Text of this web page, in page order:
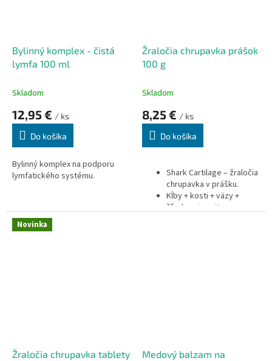
Bylinný komplex - čistá
lymfa 100 ml
Skladom
12,95 € / ks
Do košíka
Bylinný komplex na podporu
lymfatického systému.
Žraločia chrupavka prášok
100 g
Skladom
8,25 € / ks
Do košíka
Shark Cartilage – žraločia
chrupavka v prášku.
Kĺby + kosti + väzy +
šľachy + imunita.
Novinka
Žraločia chrupavka tablety
Medový balzam na